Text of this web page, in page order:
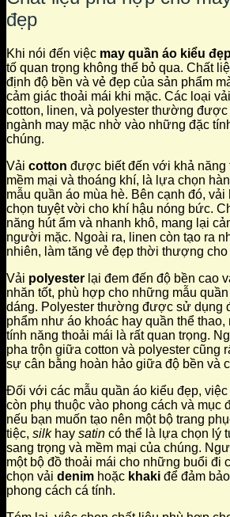
đẹp
Khi nói đến việc may quần áo kiểu
tố quan trọng không thể bỏ qua. Chất
định độ bền và vẻ đẹp của sản phẩm
cảm giác thoải mái khi mặc. Các loại
cotton, linen, và polyester thường
ngành may mặc nhờ vào những đặc
chúng.
Vải cotton được biết đến với khả năng
mềm mại và thoáng khí, là lựa chọn
mẫu quần áo mùa hè. Bên cạnh đó, vải
chọn tuyệt vời cho khí hậu nóng bức.
năng hút ẩm và nhanh khô, mang lại
người mặc. Ngoài ra, linen còn tạo ra
nhiên, làm tăng vẻ đẹp thời thượng cho
Vải polyester lại đem đến độ bền cao
nhăn tốt, phù hợp cho những mẫu
dáng. Polyester thường được sử dụng
phẩm như áo khoác hay quần thể
tính năng thoải mái là rất quan trọng.
pha trộn giữa cotton và polyester cũng
sự cân bằng hoàn hảo giữa độ bền và
Đối với các mẫu quần áo kiểu đẹp,
còn phụ thuộc vào phong cách và mục
nếu bạn muốn tạo nên một bộ trang
tiệc, silkhay satin có thể là lựa chọn lý
sang trọng và mềm mại của chúng.
một bộ đồ thoải mái cho những buổi đi
chọn vải denim hoặc khaki để đảm
phong cách cá tính.